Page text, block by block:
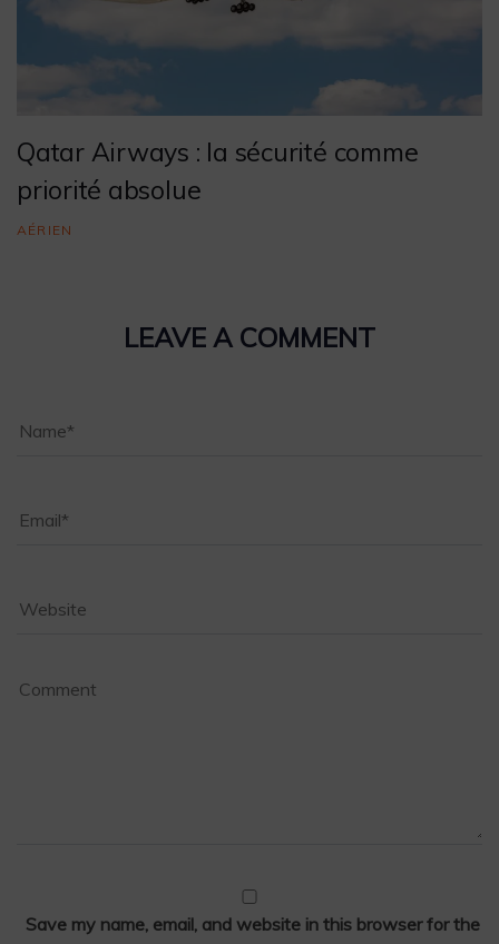
Qatar Airways : la sécurité comme
priorité absolue
AÉRIEN
LEAVE A COMMENT
Save my name, email, and website in this browser for the